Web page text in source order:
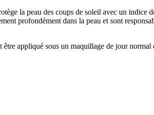
la peau des coups de soleil avec un
profondément dans la peau et sont
appliqué sous un maquillage de jour